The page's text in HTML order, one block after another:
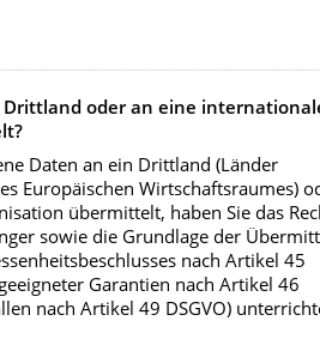
Drittland oder an eine
Daten an ein Drittland (Länder
Europäischen Wirtschaftsraumes)
übermittelt, haben Sie das
sowie die Grundlage der
nach Artikel 45
Garantien nach Artikel 46
nach Artikel 49 DSGVO)